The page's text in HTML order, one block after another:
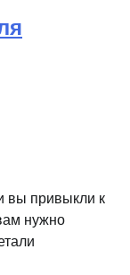
вы привыкли к
нужно